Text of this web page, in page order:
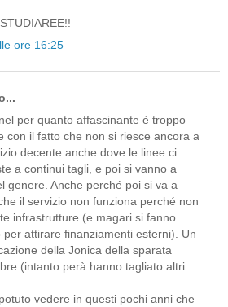
ore 16:25
per quanto affascinante è troppo
con il fatto che non si riesce ancora a
decente anche dove le linee ci
a continui tagli, e poi si vanno a
genere. Anche perché poi si va a
il servizio non funziona perché non
infrastrutture (e magari si fanno
per attirare finanziamenti esterni). Un
della Jonica della sparata
(intanto perà hanno tagliato altri
vedere in questi pochi anni che